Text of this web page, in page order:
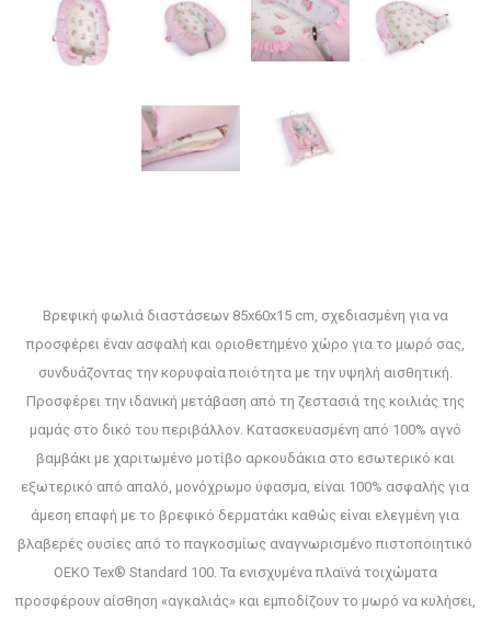
Βρεφική φωλιά διαστάσεων 85x60x15 cm, σχεδιασμένη για να
προσφέρει έναν ασφαλή και οριοθετημένο χώρο για το μωρό σας,
συνδυάζοντας την κορυφαία ποιότητα με την υψηλή αισθητική.
Προσφέρει την ιδανική μετάβαση από τη ζεστασιά της κοιλιάς της
μαμάς στο δικό του περιβάλλον. Κατασκευασμένη από 100% αγνό
βαμβάκι με χαριτωμένο μοτίβο αρκουδάκια στο εσωτερικό και
εξωτερικό από απαλό, μονόχρωμο ύφασμα, είναι 100% ασφαλής για
άμεση επαφή με το βρεφικό δερματάκι καθώς είναι ελεγμένη για
βλαβερές ουσίες από το παγκοσμίως αναγνωρισμένο πιστοποιητικό
OEKO Tex® Standard 100. Τα ενισχυμένα πλαϊνά τοιχώματα
προσφέρουν αίσθηση «αγκαλιάς» και εμποδίζουν το μωρό να κυλήσει,